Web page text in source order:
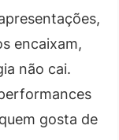
encaixam,
não cai.
gosta de